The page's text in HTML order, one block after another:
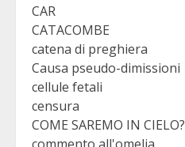
CAR
CATACOMBE
catena di preghiera
Causa pseudo-dimissioni
cellule fetali
censura
COME SAREMO IN CIELO?